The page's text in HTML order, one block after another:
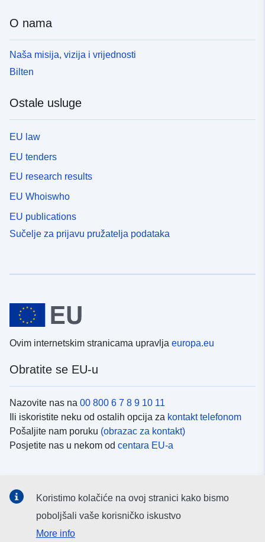
O nama
Naša misija, vizija i vrijednosti
Bilten
Ostale usluge
EU law
EU tenders
EU research results
EU Whoiswho
EU publications
Sučelje za prijavu pružatelja podataka
Ovim internetskim stranicama upravlja europa.eu
Obratite se EU-u
Nazovite nas na 00 800 6 7 8 9 10 11
Ili iskoristite neku od ostalih opcija za kontakt telefonom
Pošaljite nam poruku (obrazac za kontakt)
Posjetite nas u nekom od centara EU-a
Potražite kanale EU-a nadruštvenim mrežama
Koristimo kolačiće na ovoj stranici kako bismo
poboljšali vaše korisničko iskustvo
More info